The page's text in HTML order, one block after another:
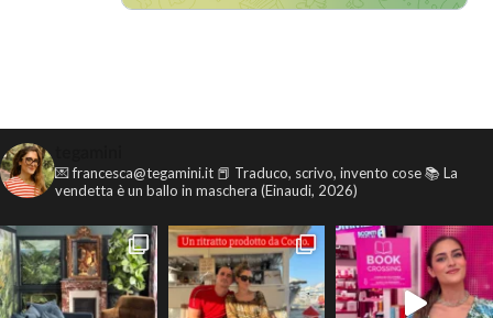
💌 francesca@tegamini.it 📕 Traduco, scrivo, invento cose📚 La
vendetta è un ballo in maschera (Einaudi, 2026)